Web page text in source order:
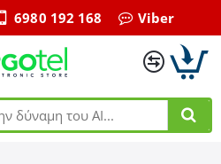
6980 192 168 Viber